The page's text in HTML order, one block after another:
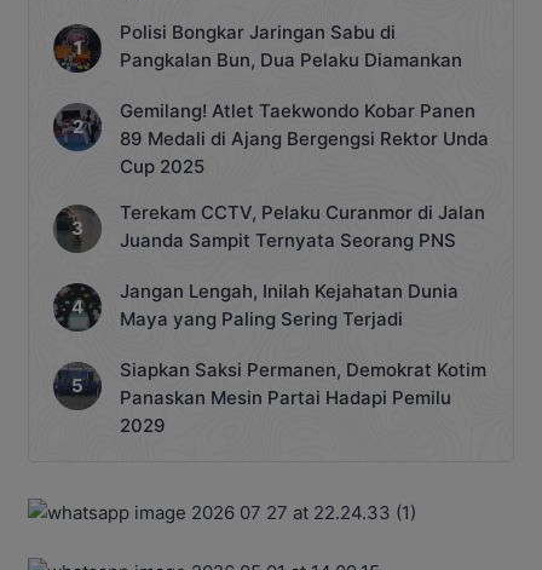
Polisi Bongkar Jaringan Sabu di
Pangkalan Bun, Dua Pelaku Diamankan
Gemilang! Atlet Taekwondo Kobar Panen
89 Medali di Ajang Bergengsi Rektor Unda
Cup 2025
Terekam CCTV, Pelaku Curanmor di Jalan
Juanda Sampit Ternyata Seorang PNS
Jangan Lengah, Inilah Kejahatan Dunia
Maya yang Paling Sering Terjadi
Siapkan Saksi Permanen, Demokrat Kotim
Panaskan Mesin Partai Hadapi Pemilu
2029